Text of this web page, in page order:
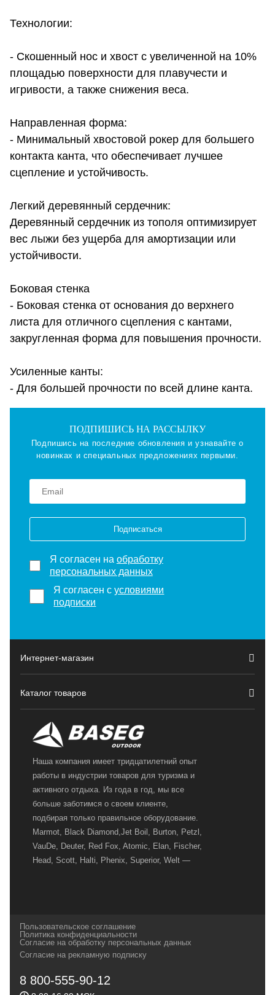
Технологии:
- Скошенный нос и хвост с увеличенной на 10%
площадью поверхности для плавучести и
игривости, а также снижения веса.
Направленная форма:
- Минимальный хвостовой рокер для большего
контакта канта, что обеспечивает лучшее
сцепление и устойчивость.
Легкий деревянный сердечник:
Деревянный сердечник из тополя оптимизирует
вес лыжи без ущерба для амортизации или
устойчивости.
Боковая стенка
- Боковая стенка от основания до верхнего
листа для отличного сцепления с кантами,
закругленная форма для повышения прочности.
Усиленные канты:
- Для большей прочности по всей длине канта.
ПОДПИШИСЬ НА РАССЫЛКУ
Подпишись на последние обновления и узнавайте о
новинках и специальных предложениях первыми.
Подписаться
Я согласен на обработку
персональных данных
Я согласен сусловиями
подписки
Интернет-магазин
Каталог товаров
Наша компания имеет тридцатилетний опыт
работы в индустрии товаров для туризма и
активного отдыха. Из года в год, мы все
больше заботимся о своем клиенте,
подбирая только правильное оборудование.
Marmot, Black Diamond,Jet Boil, Burton, Petzl,
VauDe, Deuter, Red Fox, Atomic, Elan, Fischer,
Head, Scott, Halti, Phenix, Superior, Welt —
и взыскательных путешественников,
спортсменов и отдыхающих.
Геннадьевич
Пользовательское соглашение
Политика конфиденциальности
Согласие на обработку персональных данных
Согласие на рекламную подписку
8 800-555-90-12